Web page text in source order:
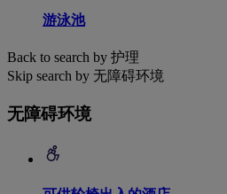
游泳池
Back to search by 护理
Skip search by 无障碍环境
无障碍环境